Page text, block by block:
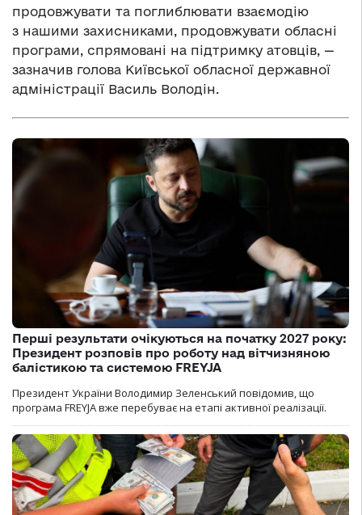
продовжувати та поглиблювати взаємодію
з нашими захисниками, продовжувати обласні
програми, спрямовані на підтримку атовців, —
зазначив голова Київської обласної державної
адміністрації Василь Володін.
Перші результати очікуються на початку 2027 року:
Президент розповів про роботу над вітчизняною
балістикою та системою FREYJA
Президент України Володимир Зеленський повідомив, що
програма FREYJA вже перебуває на етапі активної реалізації.